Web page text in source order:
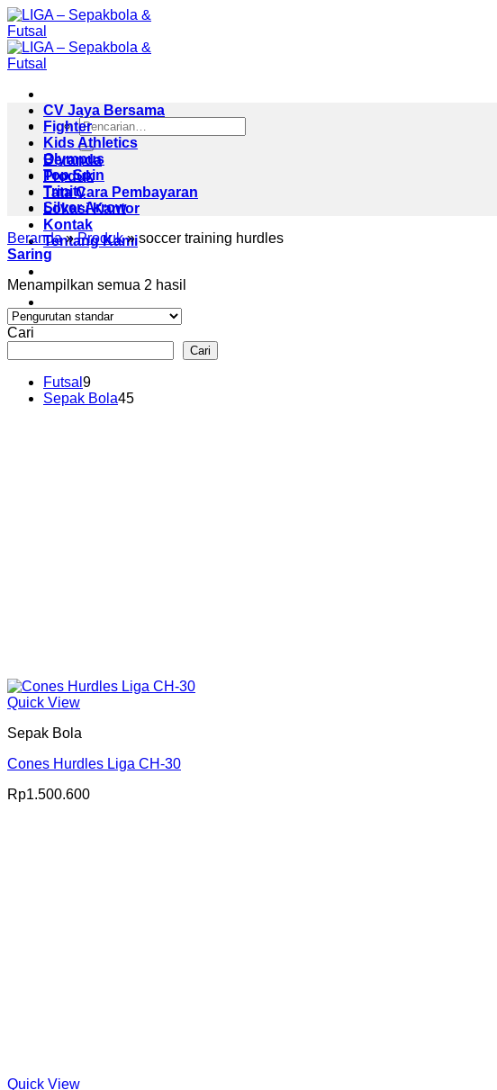
Skip
to
content
Pencarian
untuk:
Beranda
Produk
Tata Cara Pembayaran
Lokasi Kantor
Kontak
Tentang Kami
CV Jaya Bersama
Fighter
Kids Athletics
Olympus
Top Spin
Trinity
Silver Arrow
Beranda » Produk » soccer training hurdles
Saring
Menampilkan semua 2 hasil
Cari
Cari
Futsal 99
Produk
Sepak Bola4545
Quick View
Sepak Bola
Cones Hurdles Liga CH-30
Rp1.500.600
Quick View